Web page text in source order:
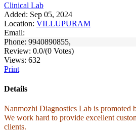
Clinical Lab
Added: Sep 05, 2024
Location: VILLUPURAM
Email:
Phone: 9940890855,
Review: 0.0/(0 Votes)
Views: 632
Print
Details
Nanmozhi Diagnostics Lab is promoted
We work hard to provide excellent
clients.